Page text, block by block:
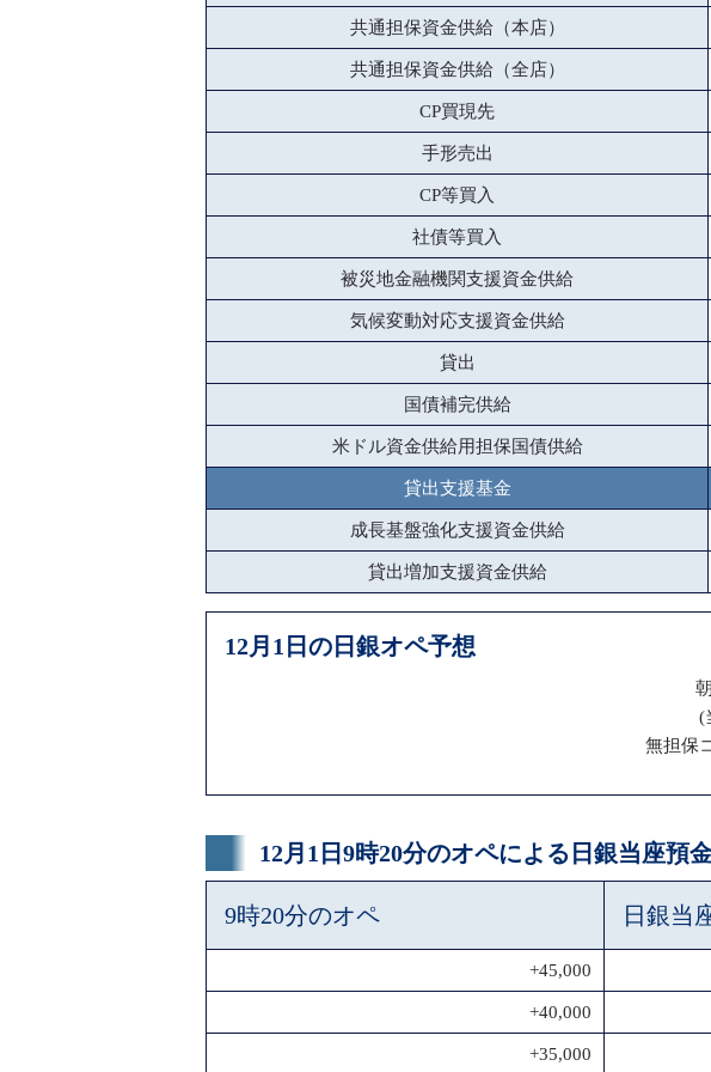
共通担保資金供給（本店）
共通担保資金供給（全店）
CP買現先
手形売出
CP等買入
社債等買入
被災地金融機関支援資金供給
気候変動対応支援資金供給
貸出
国債補完供給
米ドル資金供給用担保国債供給
貸出支援基金
成長基盤強化支援資金供給
貸出増加支援資金供給
12月1日の日銀オペ予想
(
無担保
12月1日9時20分のオペによる日銀当座預
9時20分のオペ 日銀当
+45,000
+40,000
+35,000